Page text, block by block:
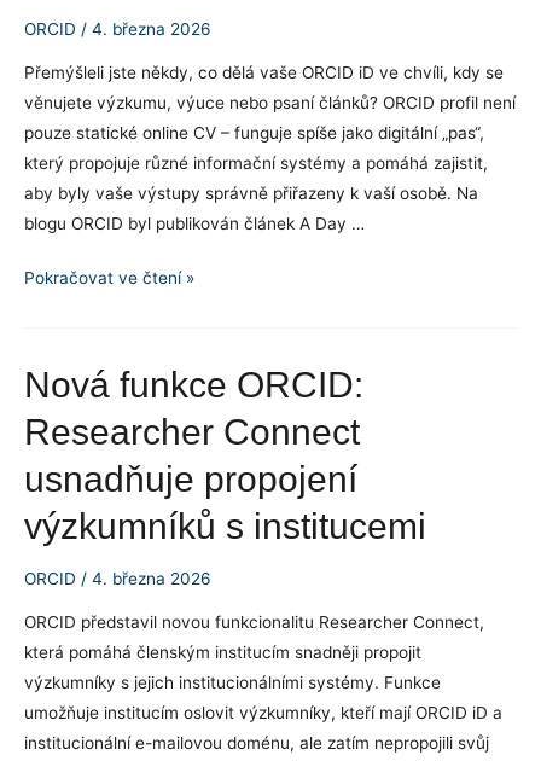
ORCID / 4. března 2026
Přemýšleli jste někdy, co dělá vaše ORCID iD ve chvíli, kdy se
věnujete výzkumu, výuce nebo psaní článků? ORCID profil není
pouze statické online CV – funguje spíše jako digitální „pas“,
který propojuje různé informační systémy a pomáhá zajistit,
aby byly vaše výstupy správně přiřazeny k vaší osobě. Na
blogu ORCID byl publikován článek A Day …
A
the
Life
of
Data:
co
dělá
vaše
Pokračovat ve čtení »
Nová funkce ORCID:
Researcher Connect
usnadňuje propojení
výzkumníků s institucemi
ORCID / 4. března 2026
ORCID představil novou funkcionalitu Researcher Connect,
která pomáhá členským institucím snadněji propojit
výzkumníky s jejich institucionálními systémy. Funkce
umožňuje institucím oslovit výzkumníky, kteří mají ORCID iD a
institucionální e-mailovou doménu, ale zatím nepropojili svůj